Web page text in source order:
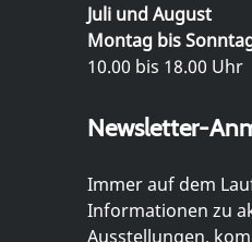
Juli und August
Montag bis
10.00 bis 18.00 Uhr
Newsletter-
Immer auf dem
Informationen zu
Ausstellungen,